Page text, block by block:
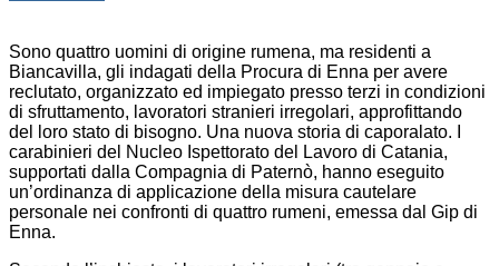
Sono quattro uomini di origine rumena, ma residenti a
Biancavilla, gli indagati della Procura di Enna per avere
reclutato, organizzato ed impiegato presso terzi in condizioni
di sfruttamento, lavoratori stranieri irregolari, approfittando
del loro stato di bisogno. Una nuova storia di caporalato. I
carabinieri del Nucleo Ispettorato del Lavoro di Catania,
supportati dalla Compagnia di Paternò, hanno eseguito
un’ordinanza di applicazione della misura cautelare
personale nei confronti di quattro rumeni, emessa dal Gip di
Enna.